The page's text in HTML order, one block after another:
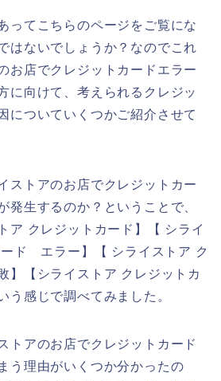
ってこちらのページをご覧にな
はないでしょうか？なのでこれ
お店でクレジットカードエラー
に向けて、考えられるクレジッ
についていくつかご紹介させて
ストアのお店でクレジットカー
発生するのか？ということで、
ア クレジットカード】【 シライ
ド エラー】【 シライストア ク
【シライストア クレジットカ
感じで調べてみました。
トアのお店でクレジットカード
う理由がいくつか分かったの